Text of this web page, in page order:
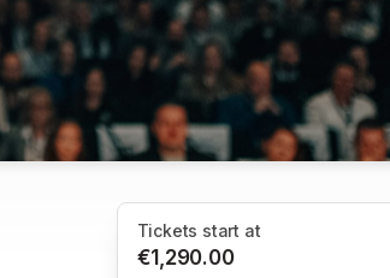
Tickets start at
€1,290.00